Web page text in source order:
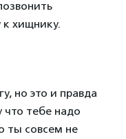
к хищнику.
но это и правда
тебе надо
ты совсем не